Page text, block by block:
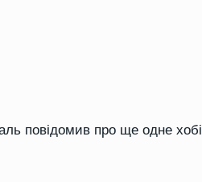
повідомив про ще одне хобі